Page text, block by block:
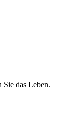
Sie das Leben.